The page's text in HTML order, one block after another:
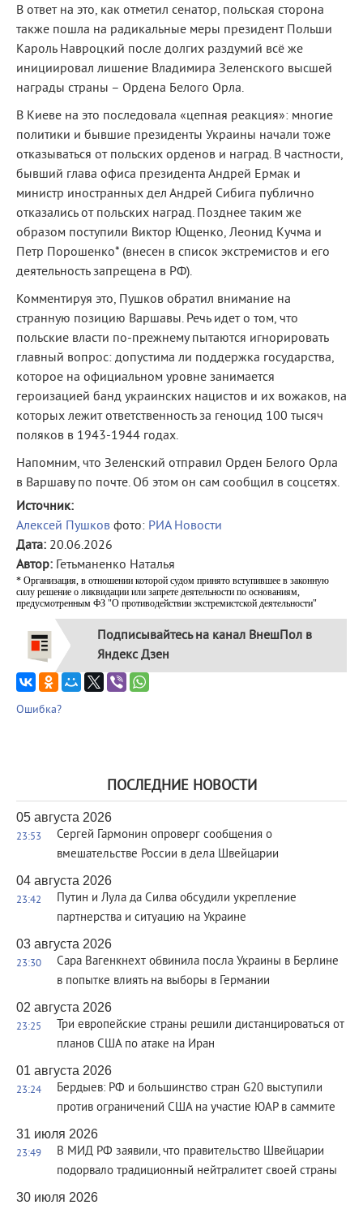
В ответ на это, как отметил сенатор, польская сторона
также пошла на радикальные меры президент Польши
Кароль Навроцкий после долгих раздумий всё же
инициировал лишение Владимира Зеленского высшей
награды страны – Ордена Белого Орла.
В Киеве на это последовала «цепная реакция»: многие
политики и бывшие президенты Украины начали тоже
отказываться от польских орденов и наград. В частности,
бывший глава офиса президента Андрей Ермак и
министр иностранных дел Андрей Сибига публично
отказались от польских наград. Позднее таким же
образом поступили Виктор Ющенко, Леонид Кучма и
Петр Порошенко* (внесен в список экстремистов и его
деятельность запрещена в РФ).
Комментируя это, Пушков обратил внимание на
странную позицию Варшавы. Речь идет о том, что
польские власти по-прежнему пытаются игнорировать
главный вопрос: допустима ли поддержка государства,
которое на официальном уровне занимается
героизацией банд украинских нацистов и их вожаков, на
которых лежит ответственность за геноцид 100 тысяч
поляков в 1943-1944 годах.
Напомним, что Зеленский отправил Орден Белого Орла
в Варшаву по почте. Об этом он сам сообщил в соцсетях.
Источник:
Алексей Пушков фото: РИА Новости
Дата: 20.06.2026
Автор: Гетьманенко Наталья
* Организация, в отношении которой судом принято вступившее в законную
силу решение о ликвидации или запрете деятельности по основаниям,
предусмотренным ФЗ "О противодействии экстремистской деятельности"
Подписывайтесь на канал ВнешПол в
Яндекс Дзен
Ошибка?
ПОСЛЕДНИЕ НОВОСТИ
05 августа 2026
23:53
Сергей Гармонин опроверг сообщения о
вмешательстве России в дела Швейцарии
04 августа 2026
23:42
Путин и Лула да Силва обсудили укрепление
партнерства и ситуацию на Украине
03 августа 2026
23:30
Сара Вагенкнехт обвинила посла Украины в Берлине
в попытке влиять на выборы в Германии
02 августа 2026
23:25
Три европейские страны решили дистанцироваться от
планов США по атаке на Иран
01 августа 2026
23:24
Бердыев: РФ и большинство стран G20 выступили
против ограничений США на участие ЮАР в саммите
31 июля 2026
23:49
В МИД РФ заявили, что правительство Швейцарии
подорвало традиционный нейтралитет своей страны
30 июля 2026